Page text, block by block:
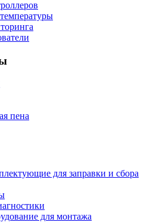
пена
для заправки и сбора
для монтажа